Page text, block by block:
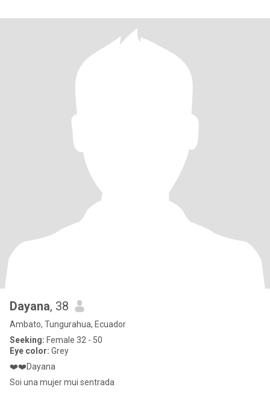
Dayana, 38
Ambato, Tungurahua, Ecuador
Seeking: Female 32 - 50
Eye color: Grey
❤️❤️Dayana
Soi una mujer mui sentrada